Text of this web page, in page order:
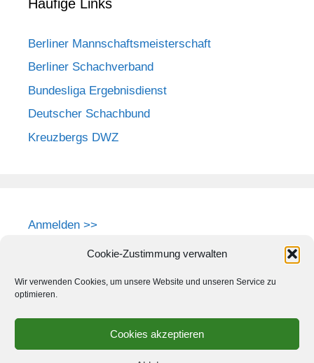
Cookie-Zustimmung verwalten
Wir verwenden Cookies, um unsere Website und unseren Service zu
optimieren.
Cookies akzeptieren
Häufige Links
Berliner Mannschaftsmeisterschaft
Berliner Schachverband
Bundesliga Ergebnisdienst
Deutscher Schachbund
Kreuzbergs DWZ
Anmelden >>